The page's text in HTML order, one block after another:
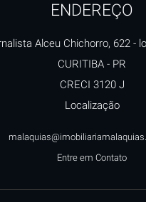
ENDEREÇO
Alceu Chichorro, 622 -
CURITIBA - PR
CRECI 3120 J
Localização
Entre em Contato